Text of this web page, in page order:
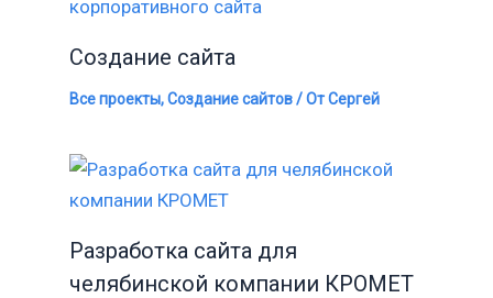
Создание сайта
Все проекты,Создание сайтов/ ОтСергей
Разработка сайта для
челябинской компании КРОМЕТ